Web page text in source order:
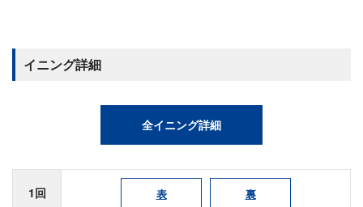
イニング詳細
全イニング詳細
1回 表 裏